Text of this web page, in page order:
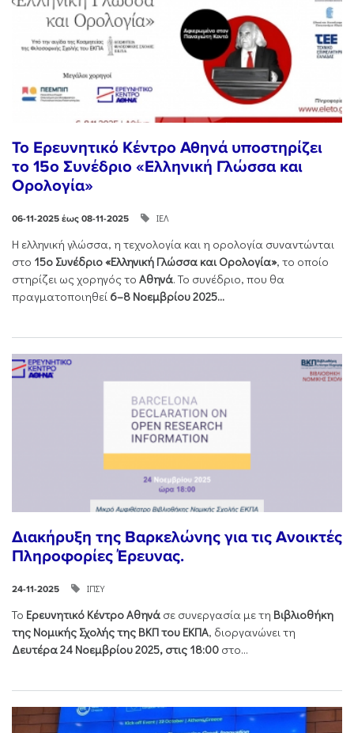
Το Ερευνητικό Κέντρο Αθηνά υποστηρίζει
το 15ο Συνέδριο «Ελληνική Γλώσσα και
Ορολογία»
06-11-2025 έως 08-11-2025 ΙΕΛ
Η ελληνική γλώσσα, η τεχνολογία και η ορολογία συναντώνται
στο 15ο Συνέδριο «Ελληνική Γλώσσα και Ορολογία», το οποίο
στηρίζει ως χορηγός το Αθηνά. Το συνέδριο, που θα
πραγματοποιηθεί 6–8 Νοεμβρίου 2025...
Διακήρυξη της Βαρκελώνης για τις Ανοικτές
Πληροφορίες Έρευνας.
24-11-2025 ΙΠΣΥ
Το Ερευνητικό Κέντρο Αθηνά σε συνεργασία με τη Βιβλιοθήκη
της Νομικής Σχολής της ΒΚΠ του ΕΚΠΑ, διοργανώνει τη
Δευτέρα 24 Νοεμβρίου 2025, στις 18:00 στο...